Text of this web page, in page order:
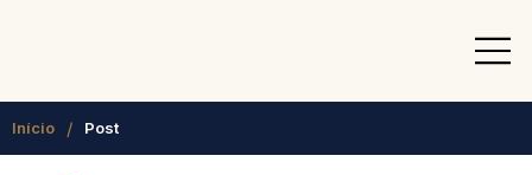
Início / Post